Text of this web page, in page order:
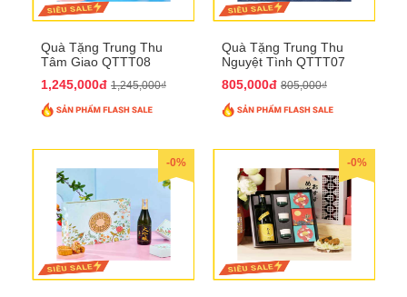
Quà Tặng Trung Thu
Tâm Giao QTTT08
1,245,000đ 1,245,000₫
Quà Tặng Trung Thu
Nguyệt Tình QTTT07
805,000đ 805,000₫
-0% -0%